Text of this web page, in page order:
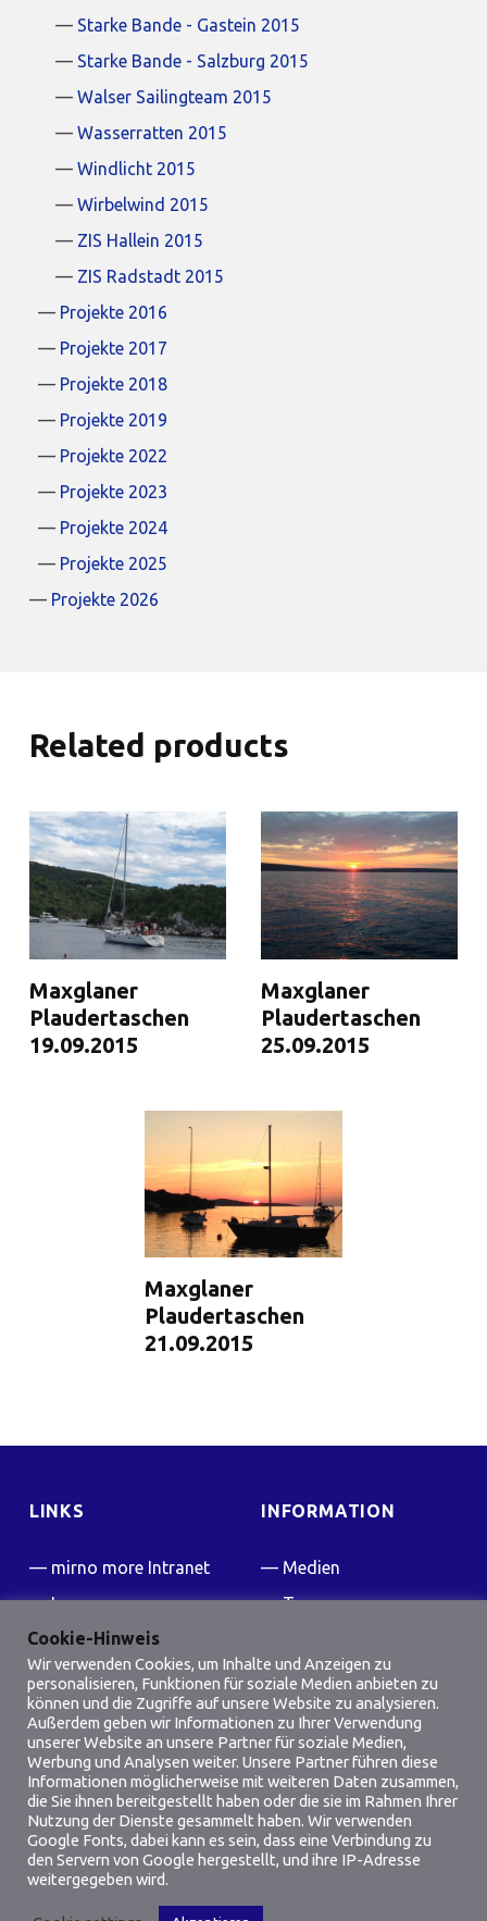
Starke Bande - Gastein 2015
Starke Bande - Salzburg 2015
Walser Sailingteam 2015
Wasserratten 2015
Windlicht 2015
Wirbelwind 2015
ZIS Hallein 2015
ZIS Radstadt 2015
Projekte 2016
Projekte 2017
Projekte 2018
Projekte 2019
Projekte 2022
Projekte 2023
Projekte 2024
Projekte 2025
Projekte 2026
Related products
Maxglaner
Plaudertaschen
19.09.2015
Maxglaner
Plaudertaschen
25.09.2015
Maxglaner
Plaudertaschen
21.09.2015
LINKS
mirno more Intranet
Impressum
Kontakt
FAQ
Friedensflotte Wiki
INFORMATION
Medien
Team
SOCIAL MEDIA
Facebook
Instagram
Cookie-Hinweis
Wir verwenden Cookies, um Inhalte und Anzeigen zu
personalisieren, Funktionen für soziale Medien anbieten zu
können und die Zugriffe auf unsere Website zu analysieren.
Außerdem geben wir Informationen zu Ihrer Verwendung
unserer Website an unsere Partner für soziale Medien,
Werbung und Analysen weiter. Unsere Partner führen diese
Informationen möglicherweise mit weiteren Daten zusammen,
die Sie ihnen bereitgestellt haben oder die sie im Rahmen Ihrer
Nutzung der Dienste gesammelt haben. Wir verwenden
Google Fonts, dabei kann es sein, dass eine Verbindung zu
den Servern von Google hergestellt, und ihre IP-Adresse
weitergegeben wird.